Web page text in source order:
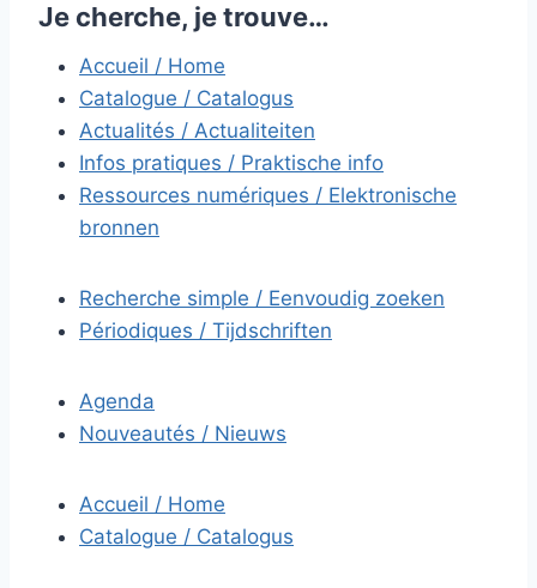
Je cherche, je trouve…
Accueil / Home
Catalogue / Catalogus
Actualités / Actualiteiten
Infos pratiques / Praktische info
Ressources numériques / Elektronische
bronnen
Recherche simple / Eenvoudig zoeken
Périodiques / Tijdschriften
Agenda
Nouveautés / Nieuws
Accueil / Home
Catalogue / Catalogus